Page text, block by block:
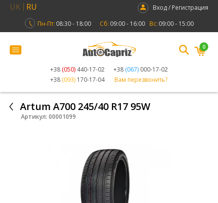
UK RU
Вход / Регистрация
Пн-Пт: 08:30 - 18:00 Сб: 09:00 - 16:00 Вс: 09:00 - 15:00
+38 (050) 440-17-02 +38 (067) 000-17-02
+38 (093) 170-17-04 Вам перезвонить?
0
Artum A700 245/40 R17 95W
Артикул: 00001099